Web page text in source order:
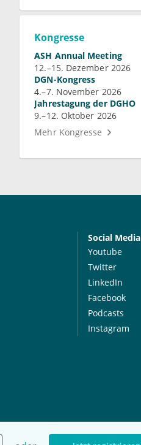
Kongresse
ASH Annual Meeting
12.–15. Dezember 2026
DGN-Kongress
4.–7. November 2026
Jahrestagung der DGHO
9.–12. Oktober 2026
Mehr Kongresse
Social Media
Youtube
Twitter
LinkedIn
Facebook
Podcasts
Instagram